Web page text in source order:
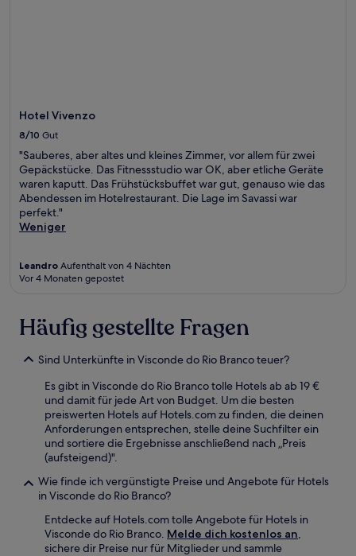
Hotel Vivenzo
8/10 Gut
"Sauberes, aber altes und kleines Zimmer, vor allem für zwei
Gepäckstücke. Das Fitnessstudio war OK, aber etliche Geräte
waren kaputt. Das Frühstücksbuffet war gut, genauso wie das
Abendessen im Hotelrestaurant. Die Lage im Savassi war
perfekt."
Weniger
Leandro Aufenthalt von 4 Nächten
Vor 4 Monaten gepostet
Häufig gestellte Fragen
Sind Unterkünfte in Visconde do Rio Branco teuer?
Es gibt in Visconde do Rio Branco tolle Hotels ab ab 19 €
und damit für jede Art von Budget. Um die besten
preiswerten Hotels auf Hotels.com zu finden, die deinen
Anforderungen entsprechen, stelle deine Suchfilter ein
und sortiere die Ergebnisse anschließend nach „Preis
(aufsteigend)".
Wie finde ich vergünstigte Preise und Angebote für Hotels
in Visconde do Rio Branco?
Entdecke auf Hotels.com tolle Angebote für Hotels in
Visconde do Rio Branco. Melde dich kostenlos an,
sichere dir Preise nur für Mitglieder und sammle